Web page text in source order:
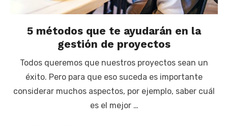
5 métodos que te ayudarán en la
gestión de proyectos
Todos queremos que nuestros proyectos sean un
éxito. Pero para que eso suceda es importante
considerar muchos aspectos, por ejemplo, saber cuál
es el mejor …